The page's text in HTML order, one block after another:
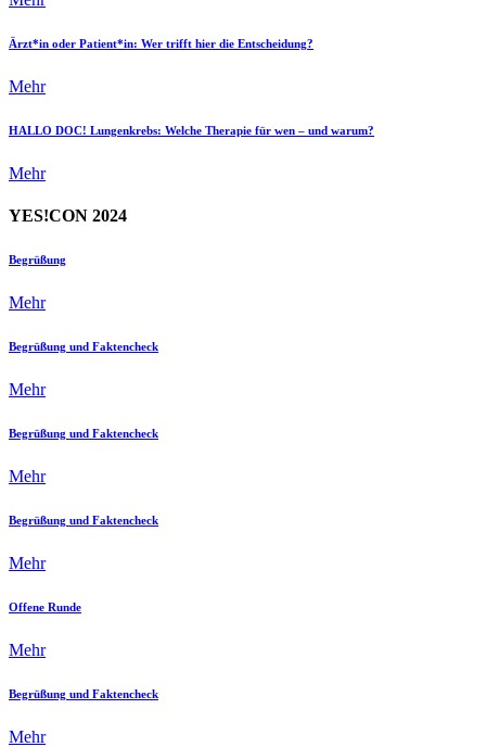
Ärzt*in oder Patient*in: Wer trifft hier die Entscheidung?
Mehr
HALLO DOC! Lungenkrebs: Welche Therapie für wen – und warum?
Mehr
YES!CON 2024
Begrüßung
Mehr
Begrüßung und Faktencheck
Mehr
Begrüßung und Faktencheck
Mehr
Begrüßung und Faktencheck
Mehr
Offene Runde
Mehr
Begrüßung und Faktencheck
Mehr